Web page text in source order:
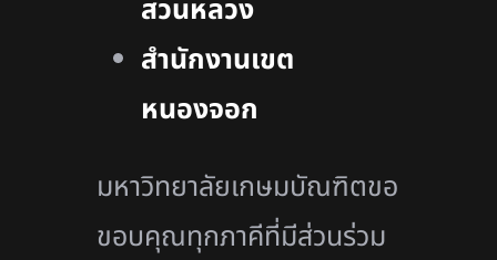
สวนหลวง
สำนักงานเขต
หนองจอก
มหาวิทยาลัยเกษมบัณฑิตขอ
ขอบคุณทุกภาคีที่มีส่วนร่วม